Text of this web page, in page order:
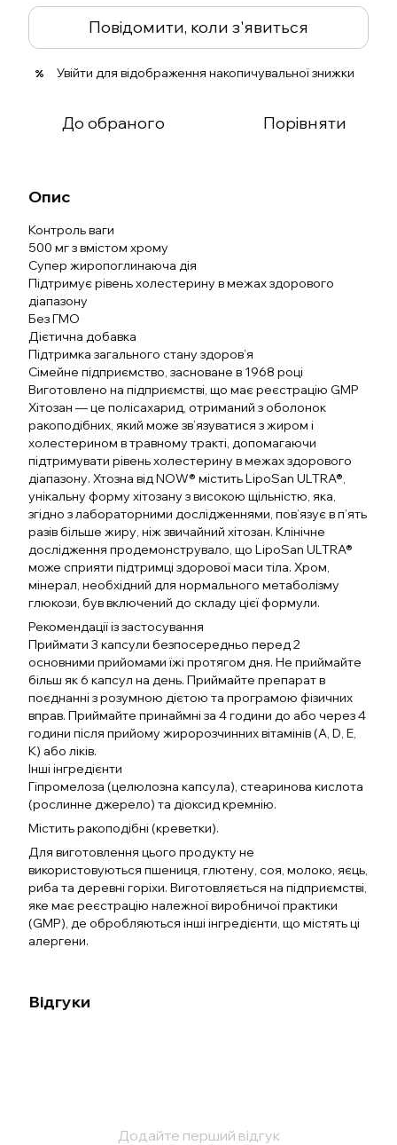
Повідомити, коли з'явиться
% Увійти для відображення накопичувальної знижки
До обраного Порівняти
Опис
Контроль ваги
500 мг з вмістом хрому
Супер жиропоглинаюча дія
Підтримує рівень холестерину в межах здорового
діапазону
Без ГМО
Дієтична добавка
Підтримка загального стану здоров’я
Сімейне підприємство, засноване в 1968 році
Виготовлено на підприємстві, що має реєстрацію GMP
Хітозан — це полісахарид, отриманий з оболонок
ракоподібних, який може зв’язуватися з жиром і
холестерином в травному тракті, допомагаючи
підтримувати рівень холестерину в межах здорового
діапазону. Хтозна від NOW® містить LipoSan ULTRA®,
унікальну форму хітозану з високою щільністю, яка,
згідно з лабораторними дослідженнями, пов’язує в п’ять
разів більше жиру, ніж звичайний хітозан. Клінічне
дослідження продемонструвало, що LipoSan ULTRA®
може сприяти підтримці здорової маси тіла. Хром,
мінерал, необхідний для нормального метаболізму
глюкози, був включений до складу цієї формули.
Рекомендації із застосування
Приймати 3 капсули безпосередньо перед 2
основними прийомами їжі протягом дня. Не приймайте
більш як 6 капсул на день. Приймайте препарат в
поєднанні з розумною дієтою та програмою фізичних
вправ. Приймайте принаймні за 4 години до або через 4
години після прийому жиророзчинних вітамінів (A, D, E,
K) або ліків.
Інші інгредієнти
Гіпромелоза (целюлозна капсула), стеаринова кислота
(рослинне джерело) та діоксид кремнію.
Містить ракоподібні (креветки).
Для виготовлення цього продукту не
використовуються пшениця, глютену, соя, молоко, яєць,
риба та деревні горіхи. Виготовляється на підприємстві,
яке має реєстрацію належної виробничої практики
(GMP), де обробляються інші інгредієнти, що містять ці
алергени.
Відгуки
Додайте перший відгук